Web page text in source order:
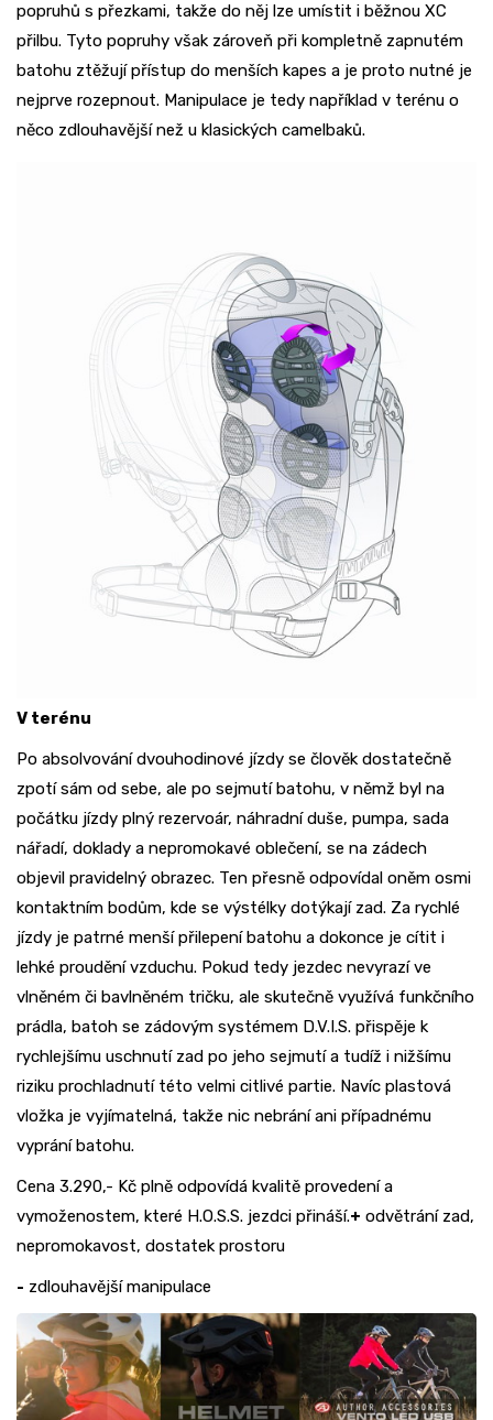
popruhů s přezkami, takže do něj lze umístit i běžnou XC
přilbu. Tyto popruhy však zároveň při kompletně zapnutém
batohu ztěžují přístup do menších kapes a je proto nutné je
nejprve rozepnout. Manipulace je tedy například v terénu o
něco zdlouhavější než u klasických camelbaků.
V terénu
Po absolvování dvouhodinové jízdy se člověk dostatečně
zpotí sám od sebe, ale po sejmutí batohu, v němž byl na
počátku jízdy plný rezervoár, náhradní duše, pumpa, sada
nářadí, doklady a nepromokavé oblečení, se na zádech
objevil pravidelný obrazec. Ten přesně odpovídal oněm osmi
kontaktním bodům, kde se výstélky dotýkají zad. Za rychlé
jízdy je patrné menší přilepení batohu a dokonce je cítit i
lehké proudění vzduchu. Pokud tedy jezdec nevyrazí ve
vlněném či bavlněném tričku, ale skutečně využívá funkčního
prádla, batoh se zádovým systémem D.V.I.S. přispěje k
rychlejšímu uschnutí zad po jeho sejmutí a tudíž i nižšímu
riziku prochladnutí této velmi citlivé partie. Navíc plastová
vložka je vyjímatelná, takže nic nebrání ani případnému
vyprání batohu.
Cena 3.290,- Kč plně odpovídá kvalitě provedení a
vymoženostem, které H.O.S.S. jezdci přináší.+ odvětrání zad,
nepromokavost, dostatek prostoru
- zdlouhavější manipulace